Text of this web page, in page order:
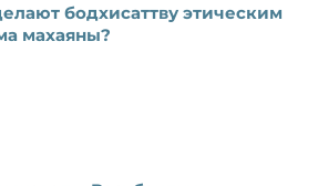
бодхисаттву этическим
махаяны?